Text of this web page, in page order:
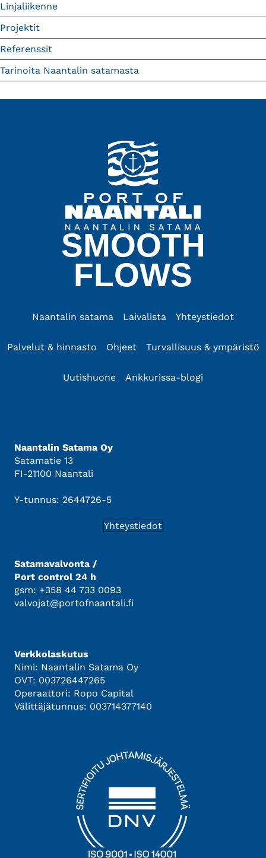
Linjaliikenne
Projektit
Referenssit
Tarinoita Naantalin satamasta
SMOOTH
FLOWS
Naantalin satama Laivalista Yhteystiedot
Palvelut & hinnasto Ohjeet Turvallisuus & ympäristö
Uutishuone Ankkurissa-blogi
Naantalin Satama Oy
Satamatie 13
FI-21100 Naantali
Y-tunnus: 2644726-5
Yhteystiedot
Satamavalvonta /
Port control 24 h
gsm: +358 44 733 0093
valvojat@portofnaantali.fi
Verkkolaskutus
Nimi: Naantalin Satama Oy
OVT: 003726447265
Operaattori: Ropo Capital
Välittäjätunnus: 003714377140